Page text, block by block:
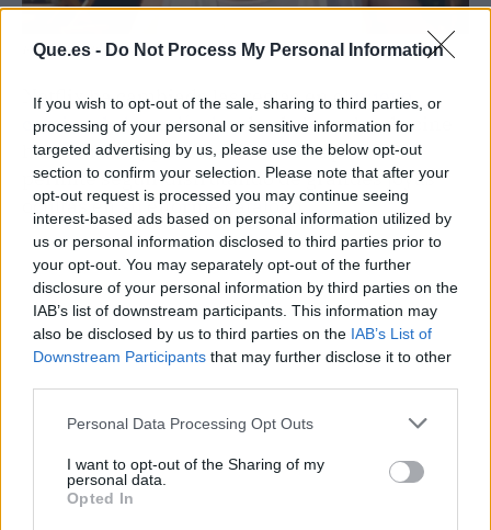
Que.es - Do Not Process My Personal Information
If you wish to opt-out of the sale, sharing to third parties, or
processing of your personal or sensitive information for
targeted advertising by us, please use the below opt-out
section to confirm your selection. Please note that after your
opt-out request is processed you may continue seeing
interest-based ads based on personal information utilized by
us or personal information disclosed to third parties prior to
your opt-out. You may separately opt-out of the further
disclosure of your personal information by third parties on the
IAB’s list of downstream participants. This information may
also be disclosed by us to third parties on the IAB’s List of
Downstream Participants that may further disclose it to other
Personal Data Processing Opt Outs
I want to opt-out of the Sharing of my
personal data.
Opted In
Fuente: Netflix
Netflix ha cambiado las reglas en elnuevo
camino de las películasdesde las salas de cine
hasta tu casa, pero al mismo tiempo nos
permite seguir disfrutando de grandes joyas
ocultas en su enorme catálogo.